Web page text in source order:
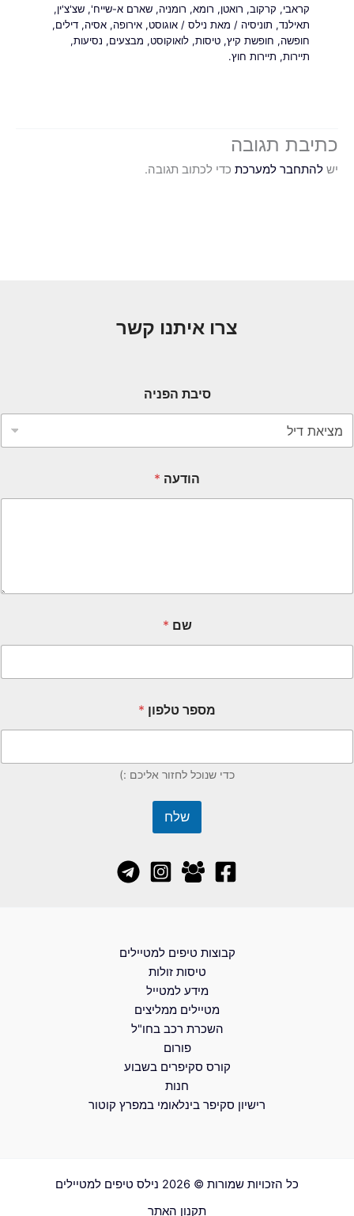
קראבי, קרקוב, רואטן, רומא, רומניה,שארם א-שייח',שצ'צ'ין,
תאילנד, תוניסיה / מאת נילס/אוגוסט,אירופה,אסיה,דילים,
חופשה, חופשת קיץ,טיסות,לואוקוסט, מבצעים, נסיעות,
תיירות, תיירות חוץ.
כתיבת תגובה
יש להתחבר למערכת כדי לכתוב תגובה.
צרו איתנו קשר
סיבת הפניה
הודעה *
שם *
מספר טלפון *
כדי שנוכל לחזור אליכם :)
שלח
קבוצות טיפים למטיילים
טיסות זולות
מידע למטייל
מטיילים ממליצים
השכרת רכב בחו"ל
פורום
קורס סקיפרים בשבוע
חנות
רישיון סקיפר בינלאומי במפרץ קוטור
כל הזכויות שמורות © 2026 נילס טיפים למטיילים
תקנון האתר